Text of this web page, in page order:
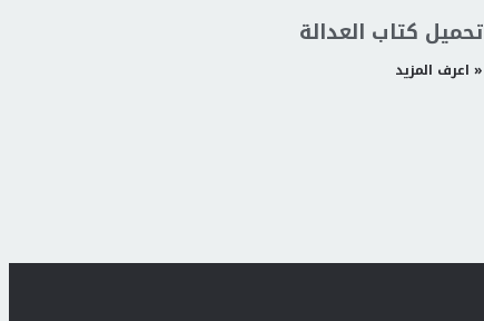
تحميل كتاب العدالة
اعرف المزيد »